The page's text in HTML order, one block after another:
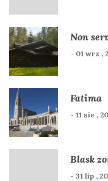
Non
- 01 wrz ,
Fatima
- 11 sie ,
Blask
- 31 lip ,